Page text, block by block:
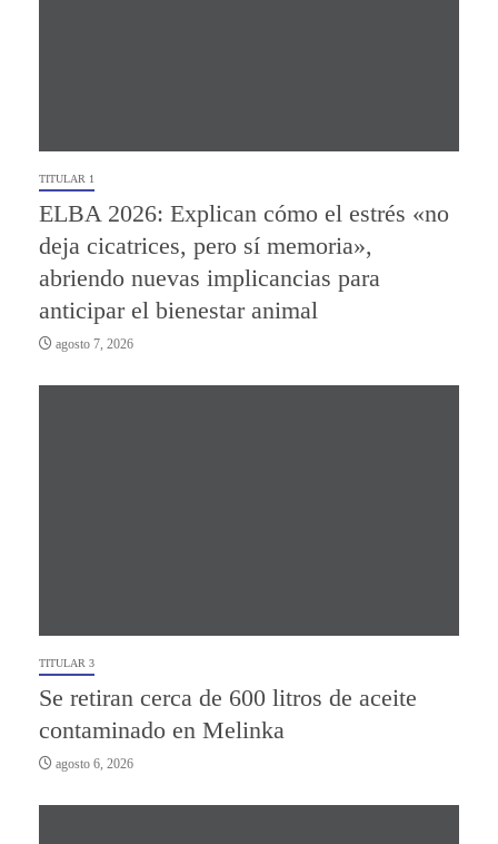
TITULAR 1
ELBA 2026: Explican cómo el estrés «no
deja cicatrices, pero sí memoria»,
abriendo nuevas implicancias para
anticipar el bienestar animal
agosto 7, 2026
TITULAR 3
Se retiran cerca de 600 litros de aceite
contaminado en Melinka
agosto 6, 2026